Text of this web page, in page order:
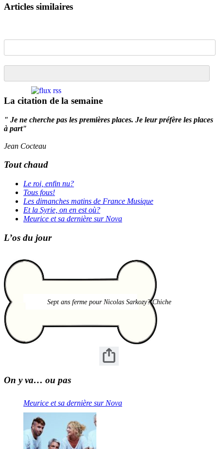
Articles similaires
La citation de la semaine
" Je ne cherche pas les premières places. Je leur préfère les places
à part"
Jean Cocteau
Tout chaud
Le roi, enfin nu?
Tous fous!
Les dimanches matins de France Musique
Et la Syrie, on en est où?
Meurice et sa dernière sur Nova
L’os du jour
Sept ans ferme pour Nicolas Sarkozy? Chiche
On y va… ou pas
Meurice et sa dernière sur Nova